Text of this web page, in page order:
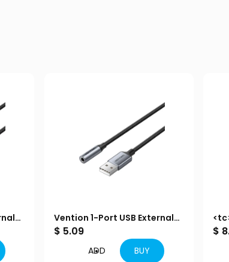
Vention 1-Port USB External
Sound Card 0.25M Gray
$ 5.09
ADD BUY
$